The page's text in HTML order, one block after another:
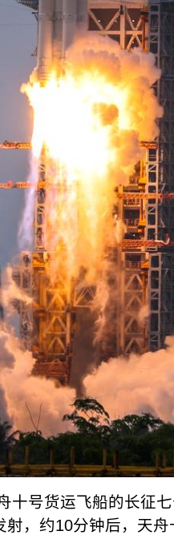
十号货运飞船的长征
射，约10分钟后，天